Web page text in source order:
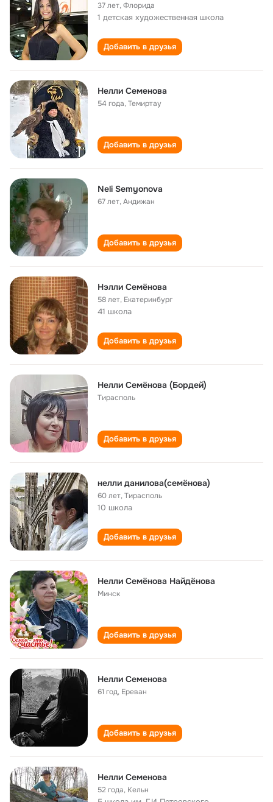
37 лет,Флорида
1 детская художественная школа
Добавить в друзья
Нелли Семенова
54 года,Темиртау
Добавить в друзья
Neli Semyonova
67 лет,Андижан
Добавить в друзья
Нэлли Семёнова
58 лет, Екатеринбург
41 школа
Добавить в друзья
Нелли Семёнова (Бордей)
Тирасполь
Добавить в друзья
нелли данилова(семёнова)
60 лет,Тирасполь
10 школа
Добавить в друзья
Нелли Семёнова Найдёнова
Минск
Добавить в друзья
Нелли Семенова
61 год, Ереван
Добавить в друзья
Нелли Семенова
52 года, Кельн